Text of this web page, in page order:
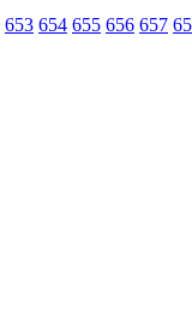
653 654 655 656 657